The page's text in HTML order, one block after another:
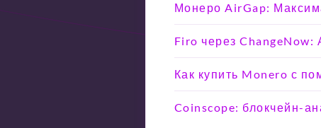
Монеро AirGap:
Firo через
Как купить Monero с
Coinscope: блокчейн-